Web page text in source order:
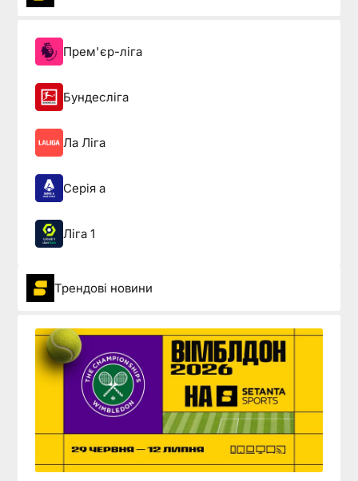
Прем'єр-ліга
Бундесліга
Ла Ліга
Серія а
Ліга 1
Трендові новини